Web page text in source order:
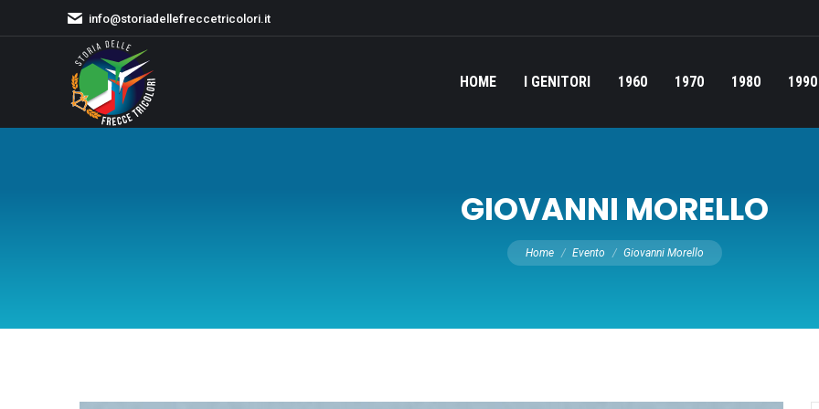
info@storiadellefreccetricolori.it
HOME I GENITORI 1960 1970 1980 1990
GIOVANNI MORELLO
Tu sei qui:
Home Evento Giovanni Morello